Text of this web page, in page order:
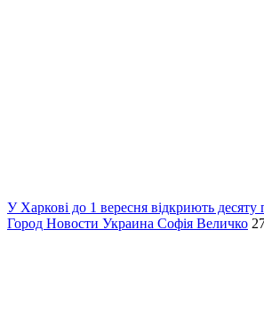
У Харкові до 1 вересня відкриють десяту
Город Новости Украина Софія Величко